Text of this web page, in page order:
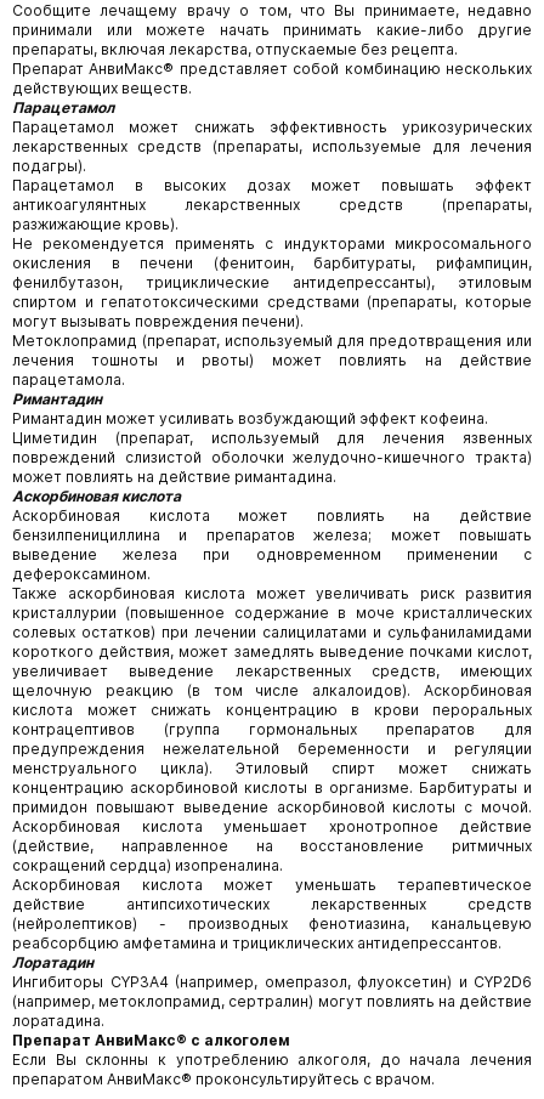
Сообщите лечащему врачу о том, что Вы принимаете, недавно
принимали или можете начать принимать какие-либо другие
препараты, включая лекарства, отпускаемые без рецепта.
Препарат АнвиМакс® представляет собой комбинацию нескольких
действующих веществ.
Парацетамол
Парацетамол может снижать эффективность урикозурических
лекарственных средств (препараты, используемые для лечения
подагры).
Парацетамол в высоких дозах может повышать эффект
антикоагулянтных лекарственных средств (препараты,
разжижающие кровь).
Не рекомендуется применять с индукторами микросомального
окисления в печени (фенитоин, барбитураты, рифампицин,
фенилбутазон, трициклические антидепрессанты), этиловым
спиртом и гепатотоксическими средствами (препараты, которые
могут вызывать повреждения печени).
Метоклопрамид (препарат, используемый для предотвращения или
лечения тошноты и рвоты) может повлиять на действие
парацетамола.
Римантадин
Римантадин может усиливать возбуждающий эффект кофеина.
Циметидин (препарат, используемый для лечения язвенных
повреждений слизистой оболочки желудочно-кишечного тракта)
может повлиять на действие римантадина.
Аскорбиновая кислота
Аскорбиновая кислота может повлиять на действие
бензилпенициллина и препаратов железа; может повышать
выведение железа при одновременном применении с
дефероксамином.
Также аскорбиновая кислота может увеличивать риск развития
кристаллурии (повышенное содержание в моче кристаллических
солевых остатков) при лечении салицилатами и сульфаниламидами
короткого действия, может замедлять выведение почками кислот,
увеличивает выведение лекарственных средств, имеющих
щелочную реакцию (в том числе алкалоидов). Аскорбиновая
кислота может снижать концентрацию в крови пероральных
контрацептивов (группа гормональных препаратов для
предупреждения нежелательной беременности и регуляции
менструального цикла). Этиловый спирт может снижать
концентрацию аскорбиновой кислоты в организме. Барбитураты и
примидон повышают выведение аскорбиновой кислоты с мочой.
Аскорбиновая кислота уменьшает хронотропное действие
(действие, направленное на восстановление ритмичных
сокращений сердца) изопреналина.
Аскорбиновая кислота может уменьшать терапевтическое
действие антипсихотических лекарственных средств
(нейролептиков) - производных фенотиазина, канальцевую
реабсорбцию амфетамина и трициклических антидепрессантов.
Лоратадин
Ингибиторы CYP3A4 (например, омепразол, флуоксетин) и CYP2D6
(например, метоклопрамид, сертралин) могут повлиять на действие
лоратадина.
Препарат АнвиМакс® с алкоголем
Если Вы склонны к употреблению алкоголя, до начала лечения
препаратом АнвиМакс® проконсультируйтесь с врачом.